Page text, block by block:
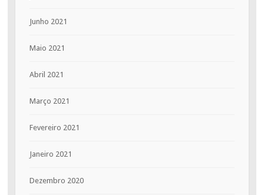
Junho 2021
Maio 2021
Abril 2021
Março 2021
Fevereiro 2021
Janeiro 2021
Dezembro 2020